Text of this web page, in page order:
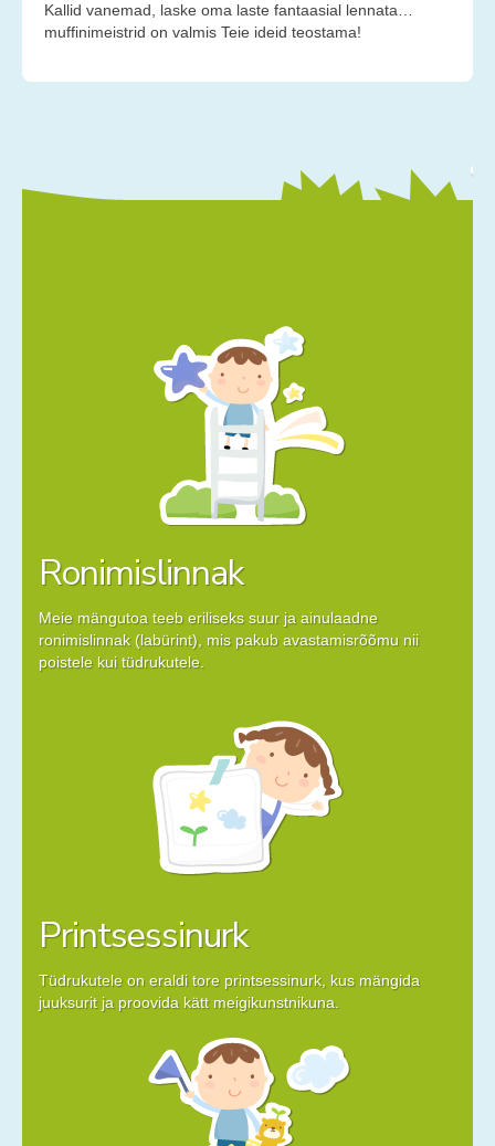
Kallid vanemad, laske oma laste fantaasial lennata…
muffinimeistrid on valmis Teie ideid teostama!
Ronimislinnak
Meie mängutoa teeb eriliseks suur ja ainulaadne
ronimislinnak (labürint), mis pakub avastamisrõõmu nii
poistele kui tüdrukutele.
Printsessinurk
Tüdrukutele on eraldi tore printsessinurk, kus mängida
juuksurit ja proovida kätt meigikunstnikuna.